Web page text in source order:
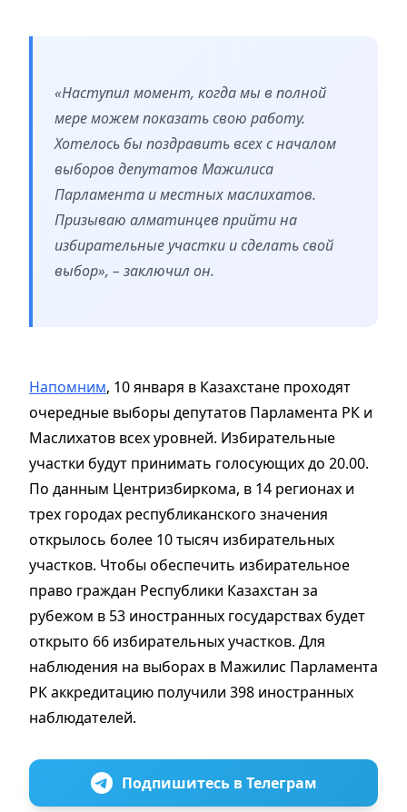
«Наступил момент, когда мы в полной
мере можем показать свою работу.
Хотелось бы поздравить всех с началом
выборов депутатов Мажилиса
Парламента и местных маслихатов.
Призываю алматинцев прийти на
избирательные участки и сделать свой
выбор», – заключил он.
Напомним, 10 января в Казахстане проходят
очередные выборы депутатов Парламента РК и
Маслихатов всех уровней. Избирательные
участки будут принимать голосующих до 20.00.
По данным Центризбиркома, в 14 регионах и
трех городах республиканского значения
открылось более 10 тысяч избирательных
участков. Чтобы обеспечить избирательное
право граждан Республики Казахстан за
рубежом в 53 иностранных государствах будет
открыто 66 избирательных участков. Для
наблюдения на выборах в Мажилис Парламента
РК аккредитацию получили 398 иностранных
наблюдателей.
Подпишитесь в Телеграм